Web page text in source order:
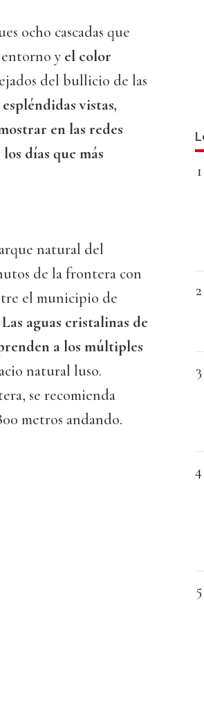
ocho cascadas que
entorno y el color
del bullicio de las
vistas,
en las redes
días que más
natural del
de la frontera con
el municipio de
Las aguas cristalinas de
a los múltiples
natural luso.
se recomienda
metros andando.